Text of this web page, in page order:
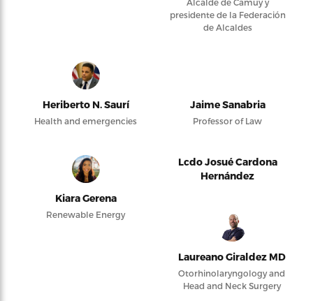
Alcalde de Camuy y
presidente de la Federación
de Alcaldes
Heriberto N. Saurí
Health and emergencies
Jaime Sanabria
Professor of Law
Kiara Gerena
Renewable Energy
Lcdo Josué Cardona
Hernández
Laureano Giraldez MD
Otorhinolaryngology and
Head and Neck Surgery